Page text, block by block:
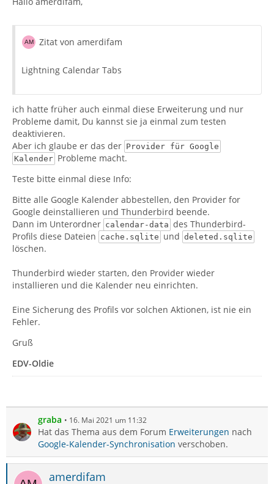
Zitat von amerdifam
Lightning Calendar Tabs
ich hatte früher auch einmal diese Erweiterung und nur
Probleme damit, Du kannst sie ja einmal zum testen
deaktivieren.
Aber ich glaube er das der Provider für Google
Kalender Probleme macht.
Teste bitte einmal diese Info:
Bitte alle Google Kalender abbestellen, den Provider for
Google deinstallieren und Thunderbird beende.
Dann im Unterordner calendar-data des Thunderbird-
Profils diese Dateien cache.sqlite und deleted.sqlite
löschen.
Thunderbird wieder starten, den Provider wieder
installieren und die Kalender neu einrichten.
Eine Sicherung des Profils vor solchen Aktionen, ist nie ein
Fehler.
Gruß
EDV-Oldie
graba 16. Mai 2021 um 11:32
Hat das Thema aus dem Forum Erweiterungen nach
Google-Kalender-Synchronisation verschoben.
amerdifam